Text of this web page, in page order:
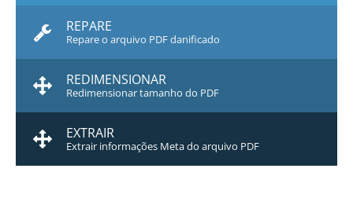
REPARE
Repare o arquivo PDF danificado
REDIMENSIONAR
Redimensionar tamanho do PDF
EXTRAIR
Extrair informações Meta do arquivo PDF